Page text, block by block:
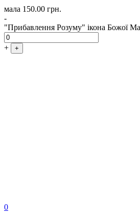
мала 150.00 грн.
-
"Прибавлення Розуму" ікона Божої
+ +
0